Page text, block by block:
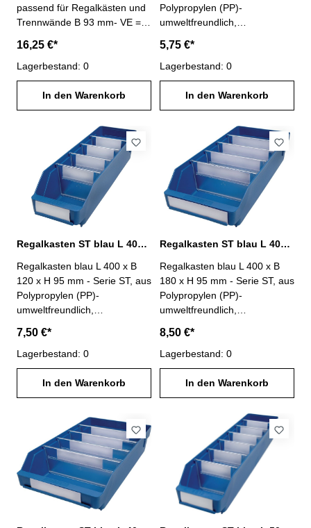
passend für Regalkästen und
Trennwände B 93 mm- VE =
Regalkasten und Trennwände
16,25 €*
Lagerbestand: 0
In den Warenkorb
Polypropylen (PP)-
umweltfreundlich,
temperaturbeständig von -20°
C bis +80° C- Anzahl
möglicher Trennwände : 3-
Lieferung ohne Trennwände
und Etiketten
5,75 €*
Lagerbestand: 0
In den Warenkorb
Regalkasten ST blau L 400 x B 120 x H 95 mm PP
Regalkasten blau L 400 x B
120 x H 95 mm - Serie ST, aus
Polypropylen (PP)-
umweltfreundlich,
temperaturbeständig von -20°
C bis +80° C- Anzahl
möglicher Trennwände : 4-
Lieferung ohne Trennwände
und Etiketten
7,50 €*
Lagerbestand: 0
In den Warenkorb
Regalkasten ST blau L 400 x B 180 x H 95 mm PP
Regalkasten blau L 400 x B
180 x H 95 mm - Serie ST, aus
Polypropylen (PP)-
umweltfreundlich,
temperaturbeständig von -20°
C bis +80° C- Anzahl
möglicher Trennwände : 4-
Lieferung ohne Trennwände
und Etiketten
8,50 €*
Lagerbestand: 0
In den Warenkorb